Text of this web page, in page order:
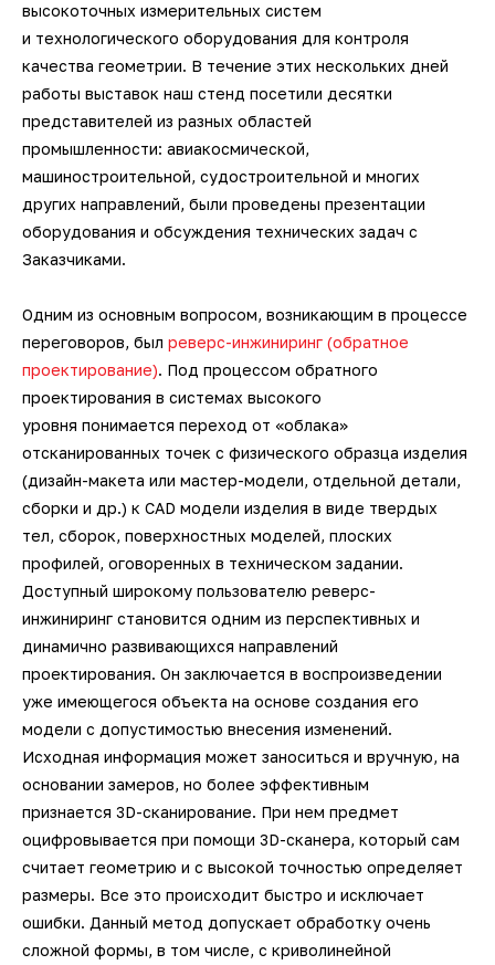
высокоточных измерительных систем
и технологического оборудования для контроля
качества геометрии. В течение этих нескольких дней
работы выставок наш стенд посетили десятки
представителей из разных областей
промышленности: авиакосмической,
машиностроительной, судостроительной и многих
других направлений, были проведены презентации
оборудования и обсуждения технических задач с
Заказчиками.
Одним из основным вопросом, возникающим в процессе
переговоров, был реверс-инжиниринг (обратное
проектирование). Под процессом обратного
проектирования в системах высокого
уровня понимается переход от «облака»
отсканированных точек с физического образца изделия
(дизайн-макета или мастер-модели, отдельной детали,
сборки и др.) к CAD модели изделия в виде твердых
тел, сборок, поверхностных моделей, плоских
профилей, оговоренных в техническом задании.
Доступный широкому пользователю реверс-
инжиниринг становится одним из перспективных и
динамично развивающихся направлений
проектирования. Он заключается в воспроизведении
уже имеющегося объекта на основе создания его
модели с допустимостью внесения изменений.
Исходная информация может заноситься и вручную, на
основании замеров, но более эффективным
признается 3D-сканирование. При нем предмет
оцифровывается при помощи 3D-сканера, который сам
считает геометрию и с высокой точностью определяет
размеры. Все это происходит быстро и исключает
ошибки. Данный метод допускает обработку очень
сложной формы, в том числе, с криволинейной
датчики
Техническое 3D-зрение
Лазерные 2D проекторы
Программное обеспечение
Длиномеры
Системы фотограмметрии
Оптические измерительные
машины
Приборы для измерения профиля и
Тахеометры и теодолиты
Аксессуары для
метрологического оборудования
3D-сканеры для трекеров
Беспроводные контактные щупы
Аксессуары и оснастка для
трекеров
3D-сканеры для измерительных
рук
Аксессуары и оснастка для рук
Ручные 3D-сканеры ScanTech
Ручные 3D-сканеры Creaform
Ручные 3D-сканеры Scanform
Ручные 3D-сканеры AM.TECH
Ручные 3D-сканеры ZG
Наземные 3D-сканеры Leica
Наземные 3D-сканеры АТЛАС
Наземные 3D-сканеры FARO
3D-сканеры для трекеров
3D-сканеры для измерительных
рук
Принадлежности для КИМ
Мультисенсорные измерительные
машины Unimetro
Фотограмметрические
измерительные системы V-STARS
Промышленные роботы KUKA
Автоматизированные станции
Hexagon
Автоматизированные станции
SCANOLOGY и ScanTech
автоматизации
Автоматизация
производственных процессов
кг
Транспортные платформы KUKA
Мобильные роботы KUKA
3D-принтеры для печати гипсом
3D-принтеры для печати
полиамидами
3D-принтеры для печати
биоматериалами
SLM-принтеры Sisma
Kinematics
ПО BendingStudio
ПО Metrolog Metrologic Group
ПО PC-DMIS
ПО QUINDOS
ПО TezetCAD 3D Rohrsoftware
ПО Autodesk PowerINSPECT
ПО Inspire
ПО ESI Additive Manufacturing
ПО Volume Graphics
ПО TubeShaper
ПО GOM